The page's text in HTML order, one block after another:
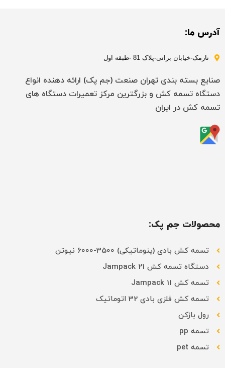
آدرس ما:
نارمک-خیابان براتی-پلاک 81 -طبقه اول
صنایع بسته بندی تهران صنعت (جم پک) ارائه دهنده انواع
دستگاه تسمه کش و بزرگترین مرکز تعمیرات دستگاه های
تسمه کش در ایران
محصولات جم پک:
تسمه کش بادی (پنوماتیکی) 3500-6000 نیوتن
دستگاه تسمه کش Jampack 21
تسمه کش Jampack 11
تسمه کش فلزی بادی 32 اتوماتیک
رول بازکن
تسمه pp
تسمه pet